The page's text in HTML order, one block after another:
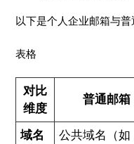
以下是个人企业邮箱与普
表格
对比
维度
普通邮箱
域名
公共域名（如